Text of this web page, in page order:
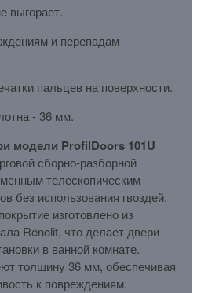
выгорает.
и перепадам
пальцев на поверхности.
- 36 мм.
модели ProfilDoors 101U
сборно-разборной
телескопическим
без использования гвоздей.
изготовлено из
Renolit, что делает двери
в ванной комнате.
толщину 36 мм, обеспечивая
к повреждениям.